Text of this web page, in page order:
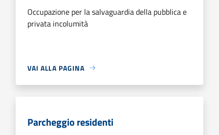
Occupazione per la salvaguardia della pubblica e
privata incolumità
VAI ALLA PAGINA
Parcheggio residenti